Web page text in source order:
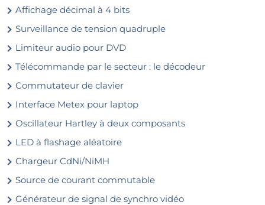
Affichage décimal à 4 bits
Surveillance de tension quadruple
Limiteur audio pour DVD
Télécommande par le secteur : le décodeur
Commutateur de clavier
Interface Metex pour laptop
Oscillateur Hartley à deux composants
LED à flashage aléatoire
Chargeur CdNi/NiMH
Source de courant commutable
Générateur de signal de synchro vidéo